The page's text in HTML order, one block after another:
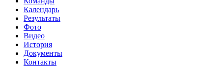
Календарь
Результаты
Фото
Видео
История
Документы
Контакты